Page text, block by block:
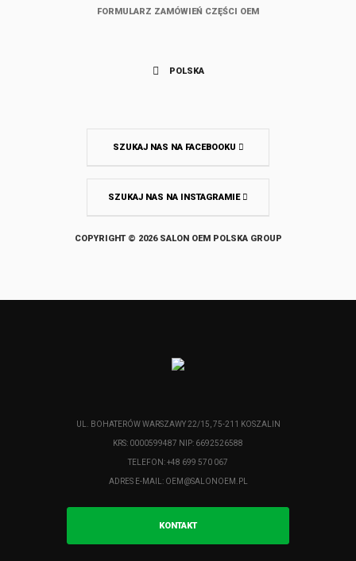
FORMULARZ ZAMÓWIEŃ CZĘŚCI OEM
POLSKA
SZUKAJ NAS NA FACEBOOKU
SZUKAJ NAS NA INSTAGRAMIE
COPYRIGHT © 2026 SALON OEM POLSKA GROUP
UL. BOHATERÓW WARSZAWY 22/15, 75-211 KOSZALIN
KRS: 0000599487 NIP: 6692526588
TELEFON: +48 699 570 067
ADRES E-MAIL: OEM@SALONOEM.PL
KONTAKT